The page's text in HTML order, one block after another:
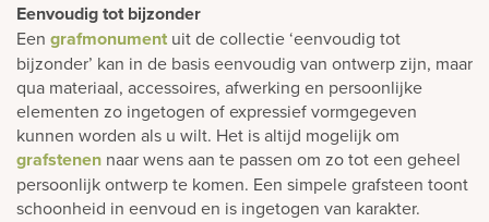
Eenvoudig tot bijzonder
Een grafmonument uit de collectie ‘eenvoudig tot
bijzonder’ kan in de basis eenvoudig van ontwerp zijn, maar
qua materiaal, accessoires, afwerking en persoonlijke
elementen zo ingetogen of expressief vormgegeven
kunnen worden als u wilt. Het is altijd mogelijk om
grafstenen naar wens aan te passen om zo tot een geheel
persoonlijk ontwerp te komen. Een simpele grafsteen toont
schoonheid in eenvoud en is ingetogen van karakter.